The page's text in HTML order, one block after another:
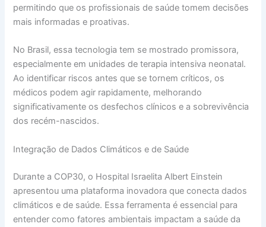
permitindo que os profissionais de saúde tomem decisões
mais informadas e proativas.
No Brasil, essa tecnologia tem se mostrado promissora,
especialmente em unidades de terapia intensiva neonatal.
Ao identificar riscos antes que se tornem críticos, os
médicos podem agir rapidamente, melhorando
significativamente os desfechos clínicos e a sobrevivência
dos recém-nascidos.
Integração de Dados Climáticos e de Saúde
Durante a COP30, o Hospital Israelita Albert Einstein
apresentou uma plataforma inovadora que conecta dados
climáticos e de saúde. Essa ferramenta é essencial para
entender como fatores ambientais impactam a saúde da